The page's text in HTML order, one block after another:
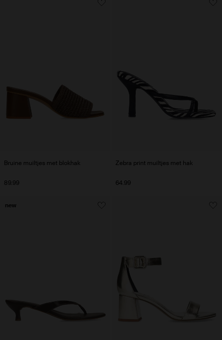
Bruine muiltjes met blokhak
89.99
Zebra print muiltjes met hak
64.99
new